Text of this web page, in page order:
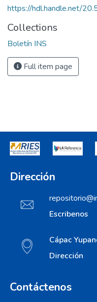
https://hdl.handle.net/
Collections
Boletín INS
Full item page
Dirección
Escribenos
Cápac
Dirección
Contáctenos